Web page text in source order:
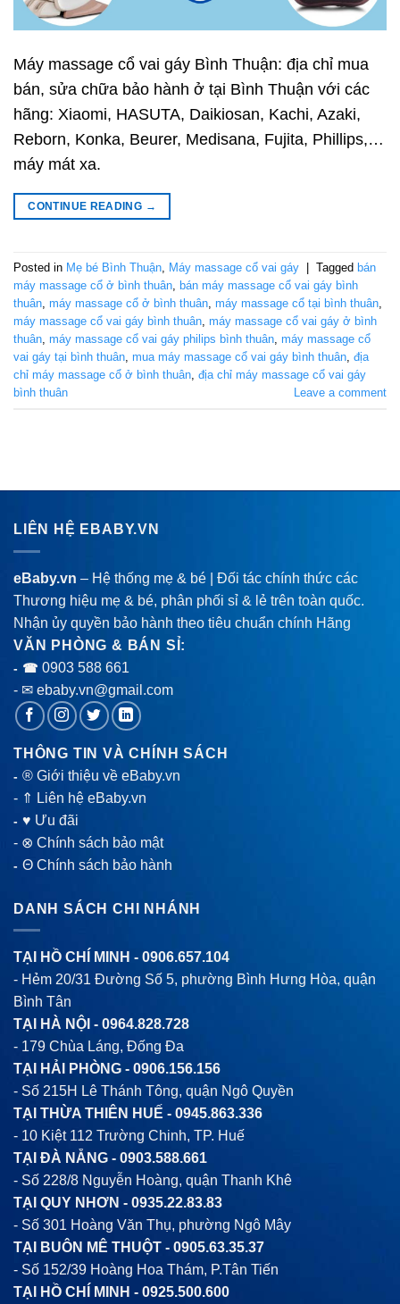
Máy massage cổ vai gáy Bình Thuận: địa chỉ mua
bán, sửa chữa bảo hành ở tại Bình Thuận với các
hãng: Xiaomi, HASUTA, Daikiosan, Kachi, Azaki,
Reborn, Konka, Beurer, Medisana, Fujita, Phillips,…
máy mát xa.
CONTINUE READING →
Posted in Mẹ bé Bình Thuận Máy massage cổ vai gáy | Tagged bán
máy massage cổ ở bình thuân bán máy massage cổ vai gáy bình
thuân máy massage cổ ở bình thuân máy massage cổ tại bình thuân
máy massage cổ vai gáy bình thuân máy massage cổ vai gáy ở bình
thuân máy massage cổ vai gáy philips bình thuân máy massage cổ
vai gáy tại bình thuân mua máy massage cổ vai gáy bình thuân địa
chỉ máy massage cổ ở bình thuân địa chỉ máy massage cổ vai gáy
bình thuân
Leave a comment
LIÊN HỆ EBABY.VN
eBaby.vn – Hệ thống mẹ & bé | Đối tác chính thức các
Thương hiệu mẹ & bé, phân phối sỉ & lẻ trên toàn quốc.
Nhận ủy quyền bảo hành theo tiêu chuẩn chính Hãng
VĂN PHÒNG & BÁN SỈ:
- ☎ 0903 588 661
- ✉ ebaby.vn@gmail.com
THÔNG TIN VÀ CHÍNH SÁCH
-® Giới thiệu về eBaby.vn
- ⇑ Liên hệ eBaby.vn
-♥ Ưu đãi
- ⊗ Chính sách bảo mật
-Θ Chính sách bảo hành
DANH SÁCH CHI NHÁNH
TẠI HỒ CHÍ MINH - 0906.657.104
- Hẻm 20/31 Đường Số 5, phường Bình Hưng Hòa, quận
Bình Tân
TẠI HÀ NỘI - 0964.828.728
- 179 Chùa Láng, Đống Đa
TẠI HẢI PHÒNG - 0906.156.156
- Số 215H Lê Thánh Tông, quận Ngô Quyền
TẠI THỪA THIÊN HUẾ - 0945.863.336
- 10 Kiệt 112 Trường Chinh, TP. Huế
TẠI ĐÀ NẴNG - 0903.588.661
- Số 228/8 Nguyễn Hoàng, quận Thanh Khê
TẠI QUY NHƠN - 0935.22.83.83
- Số 301 Hoàng Văn Thụ, phường Ngô Mây
TẠI BUÔN MÊ THUỘT - 0905.63.35.37
- Số 152/39 Hoàng Hoa Thám, P.Tân Tiến
TẠI HỒ CHÍ MINH - 0925.500.600